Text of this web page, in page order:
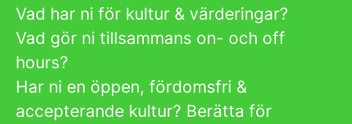
Vad har ni för kultur & värderingar?
Vad gör ni tillsammans on- och off
hours?
Har ni en öppen, fördomsfri &
accepterande kultur? Berätta för